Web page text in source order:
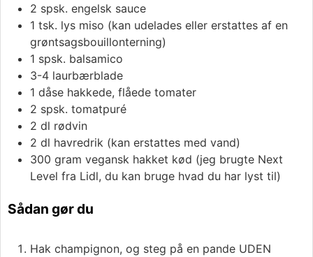
2 spsk. engelsk sauce
1 tsk. lys miso (kan udelades eller erstattes af en
grøntsagsbouillonterning)
1 spsk. balsamico
3-4 laurbærblade
1 dåse hakkede, flåede tomater
2 spsk. tomatpuré
2 dl rødvin
2 dl havredrik (kan erstattes med vand)
300 gram vegansk hakket kød (jeg brugte Next
Level fra Lidl, du kan bruge hvad du har lyst til)
Sådan gør du
Hak champignon, og steg på en pande UDEN